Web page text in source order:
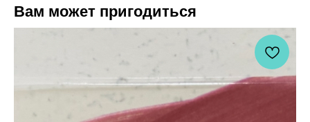
Вам может пригодиться